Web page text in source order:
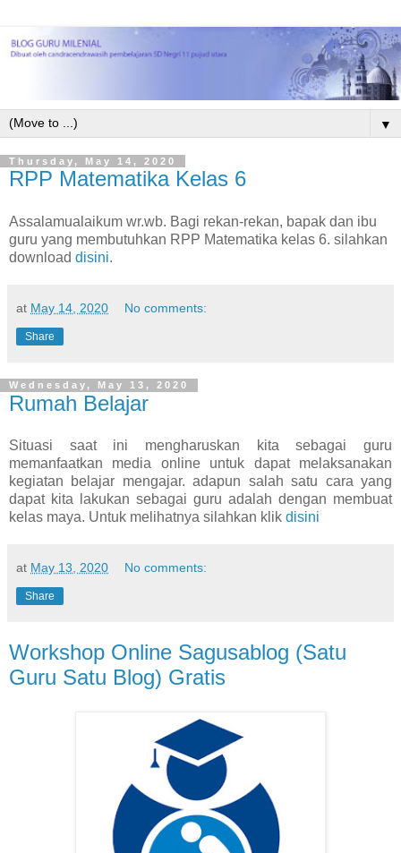
▼
Thursday, May 14, 2020
RPP Matematika Kelas 6
Assalamualaikum wr.wb. Bagi rekan-rekan, bapak dan ibu
guru yang membutuhkan RPP Matematika kelas 6. silahkan
download disini.
at May 14, 2020 No comments:
Share
Wednesday, May 13, 2020
Rumah Belajar
Situasi saat ini mengharuskan kita sebagai guru
memanfaatkan media online untuk dapat melaksanakan
kegiatan belajar mengajar. adapun salah satu cara yang
dapat kita lakukan sebagai guru adalah dengan membuat
kelas maya. Untuk melihatnya silahkan klik disini
at May 13, 2020 No comments:
Share
Workshop Online Sagusablog (Satu
Guru Satu Blog) Gratis